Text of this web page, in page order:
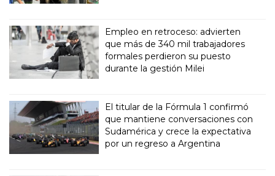
Empleo en retroceso: advierten
que más de 340 mil trabajadores
formales perdieron su puesto
durante la gestión Milei
El titular de la Fórmula 1 confirmó
que mantiene conversaciones con
Sudamérica y crece la expectativa
por un regreso a Argentina